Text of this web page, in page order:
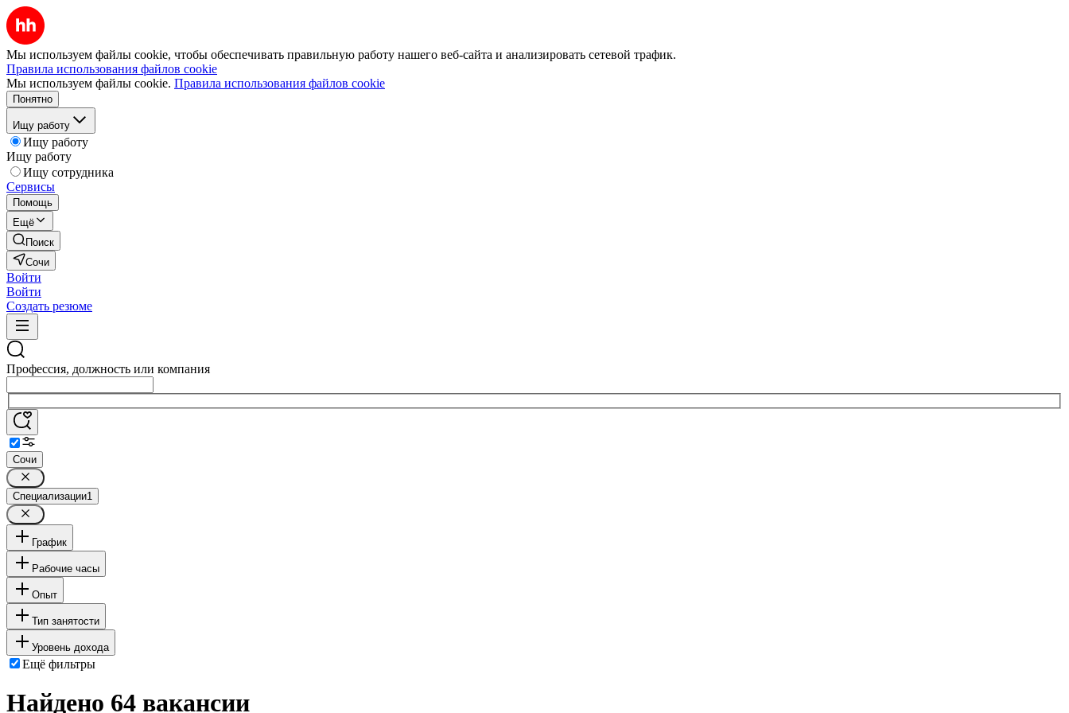
Мы используем файлы cookie, чтобы обеспечивать правильную работу нашего веб-сайта и анализировать сетевой трафик.
Правила использования файлов cookie
Мы используем файлы cookie. Правила использования файлов cookie
Понятно
Ищу работу
Ищу работу
Ищу работу
Ищу сотрудника
Сервисы
Помощь
Ещё
Поиск
Сочи
Войти
Войти
Создать резюме
Профессия, должность или компания
Сочи
Специализации1
График
Рабочие часы
Опыт
Тип занятости
Уровень дохода
Ещё фильтры
Найдено 64 вакансии